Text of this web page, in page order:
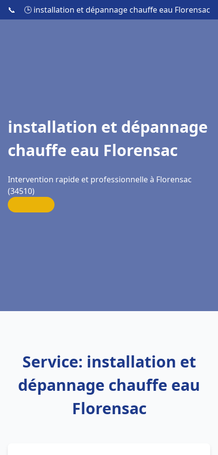
📞 🕒 installation et dépannage chauffe eau Florensac
installation et dépannage
chauffe eau Florensac
Intervention rapide et professionnelle à Florensac
(34510)
Service: installation et
dépannage chauffe eau
Florensac